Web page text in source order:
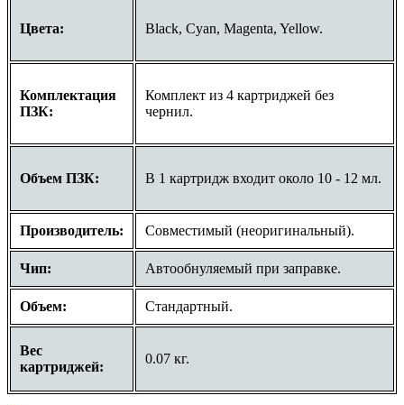
Цвета: Black, Cyan, Magenta, Yellow.
Комплектация
ПЗК:
Комплект из 4 картриджей без
чернил.
Объем ПЗК: В 1 картридж входит около 10 - 12 мл.
Производитель: Совместимый (неоригинальный).
Чип: Автообнуляемый при заправке.
Объем: Стандартный.
Вес
картриджей:
0.07 кг.